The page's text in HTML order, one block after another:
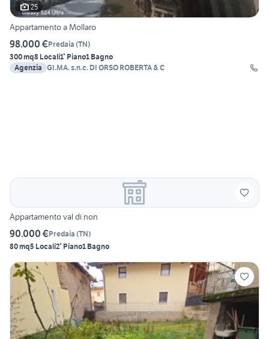
25
Appartamento a Mollaro
98.000 €Predaia (TN)
300 mq8 Locali1° Piano1 Bagno
Agenzia GI.MA. s.n.c. DI ORSO ROBERTA & C
Appartamento val di non
90.000 €Predaia (TN)
80 mq5 Locali2° Piano1 Bagno